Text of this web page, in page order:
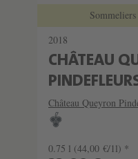
2018
CHÂTEAU
Château Queyron
0.75 l (44,00 €/1l) *